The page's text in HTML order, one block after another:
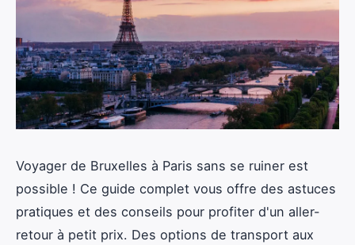
Voyager de Bruxelles à Paris sans se ruiner est
possible ! Ce guide complet vous offre des astuces
pratiques et des conseils pour profiter d'un aller-
retour à petit prix. Des options de transport aux